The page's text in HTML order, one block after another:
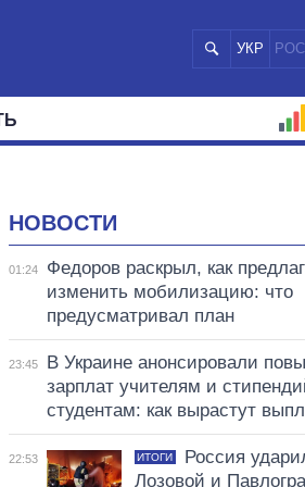
УКР РОС
НОВОСТИ
01:24
Федоров раскрыл, как
изменить мобилизацию: что
предусматривал план
23:45
В Украине анонсировали
зарплат учителям и
студентам: как вырастут
22:53 ИТОГИ
Россия
Лозовой и